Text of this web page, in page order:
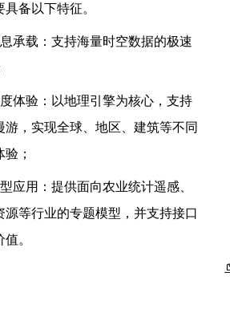
备以下特征。
息承载：支持海量时空数据的极速
度体验：以地理引擎为核心，支持
游，实现全球、地区、建筑等不同
；
应用：提供面向农业统计遥感、
源等行业的专题模型，并支持接口
。